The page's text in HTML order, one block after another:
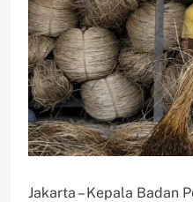
Jakarta – Kepala Badan